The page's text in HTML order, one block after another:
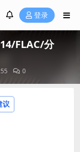
登录
FLAC/分
0
议